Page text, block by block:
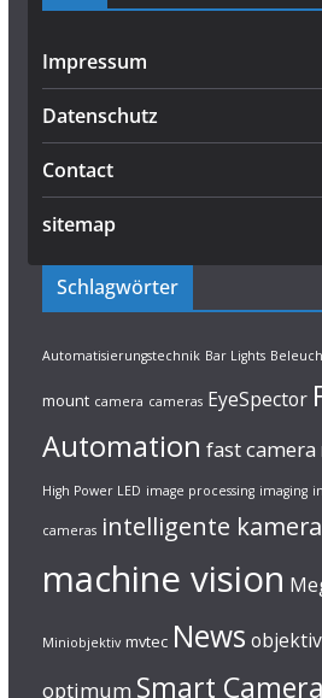
Impressum
Datenschutz
Contact
sitemap
Schlagwörter
Automatisierungstechnik Bar Lights
mount camera cameras EyeSpector
Automation fast camera
High Power LED image processing imaging
cameras intelligente kamera
machine vision
Miniobjektiv mvtec News objektiv
optimum Smart Camera